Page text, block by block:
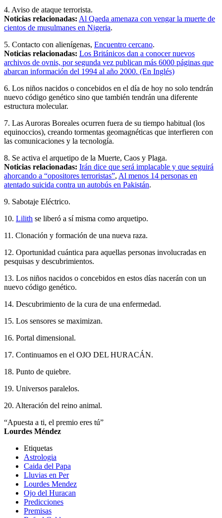
4. Aviso de ataque terrorista.
Noticias relacionadas: Al Qaeda amenaza con vengar la muerte de
cientos de musulmanes en Nigeria.
5. Contacto con alienígenas, Encuentro cercano.
Noticias relacionadas: Los Británicos dan a conocer nuevos
archivos de ovnis, por segunda vez publican más 6000 páginas que
abarcan información del 1994 al año 2000. (En Inglés)
6. Los niños nacidos o concebidos en el día de hoy no solo tendrán
nuevo código genético sino que también tendrán una diferente
estructura molecular.
7. Las Auroras Boreales ocurren fuera de su tiempo habitual (los
equinoccios), creando tormentas geomagnéticas que interfieren con
las comunicaciones y la tecnología.
8. Se activa el arquetipo de la Muerte, Caos y Plaga.
Noticias relacionadas: Irán dice que será implacable y que seguirá
ahorcando a “opositores terroristas”, Al menos 14 personas en
atentado suicida contra un autobús en Pakistán.
9. Sabotaje Eléctrico.
10. Lilith se liberó a sí misma como arquetipo.
11. Clonación y formación de una nueva raza.
12. Oportunidad cuántica para aquellas personas involucradas en
pesquisas y descubrimientos.
13. Los niños nacidos o concebidos en estos días nacerán con un
nuevo código genético.
14. Descubrimiento de la cura de una enfermedad.
15. Los sensores se maximizan.
16. Portal dimensional.
17. Continuamos en el OJO DEL HURACÁN.
18. Punto de quiebre.
19. Universos paralelos.
20. Alteración del reino animal.
“Apuesta a ti, el premio eres tú”
Lourdes Méndez
Etiquetas
Astrologia
Caida del Papa
Lluvias en Per
Lourdes Mendez
Ojo del Huracan
Predicciones
Premisas